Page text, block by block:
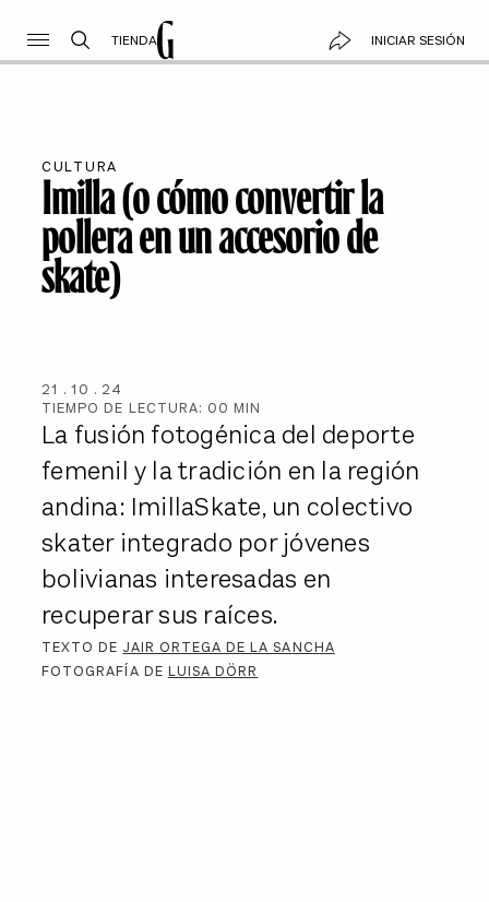
TIENDA INICIAR SESIÓN
CULTURA
Imilla (o cómo convertir la
pollera en un accesorio de
skate)
21 . 10 . 24
TIEMPO DE LECTURA: 00 MIN
La fusión fotogénica del deporte
femenil y la tradición en la región
andina: ImillaSkate, un colectivo
skater integrado por jóvenes
bolivianas interesadas en
recuperar sus raíces.
TEXTO DE JAIR ORTEGA DE LA SANCHA
FOTOGRAFÍA DE LUISA DÖRR